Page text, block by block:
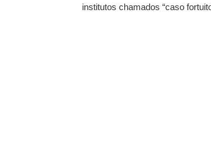
institutos chamados “caso